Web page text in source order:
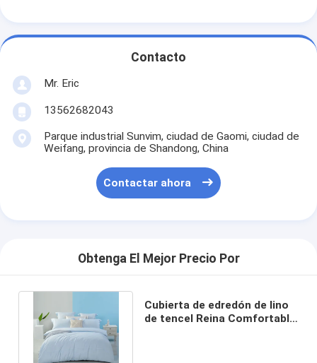
Recorrido por la fábrica
Noticias
Casos de trabajo
Sistema del consolador
sistema de la cubierta del edredón
Contacto
Mr. Eric
13562682043
Parque industrial Sunvim, ciudad de Gaomi, ciudad de
Weifang, provincia de Shandong, China
Contactar ahora
Obtenga El Mejor Precio Por
Cubierta de edredón de lino
de tencel Reina Comfortable